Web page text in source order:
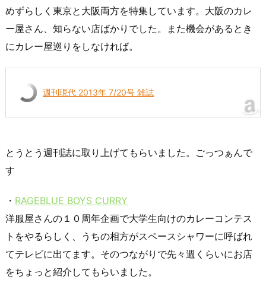
めずらしく東京と大阪両方を特集しています。大阪のカレ
ー屋さん、知らない店ばかりでした。また機会があるとき
にカレー屋巡りをしなければ。
週刊現代 2013年 7/20号 雑誌
とうとう週刊誌に取り上げてもらいました。ごっつぁんで
す
・ RAGEBLUE BOYS CURRY
洋服屋さんの１０周年企画で大学生向けのカレーコンテス
トをやるらしく、うちの相方がスペースシャワーに呼ばれ
てテレビに出てます。そのつながりで先々週くらいにお店
をちょっと紹介してもらいました。